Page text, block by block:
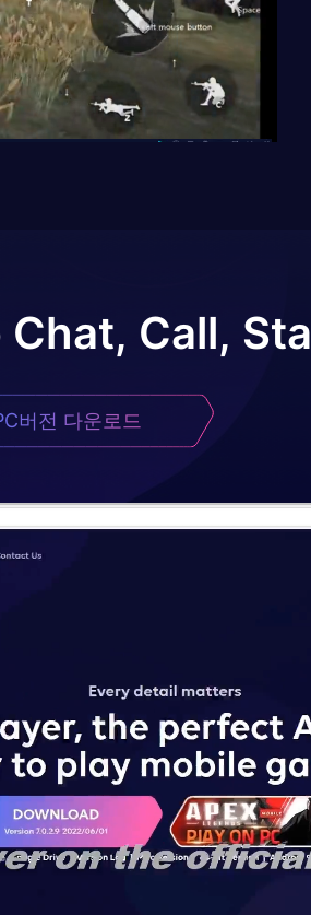
Call,
버전 다운로드